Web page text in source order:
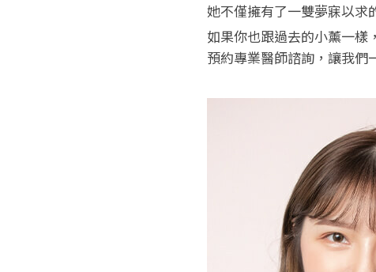
她不僅擁有了一雙夢寐以求
如果你也跟過去的小薰一樣
預約專業醫師諮詢，讓我們